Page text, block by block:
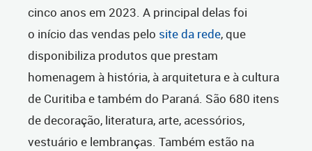
cinco anos em 2023. A principal delas foi
o início das vendas pelo site da rede, que
disponibiliza produtos que prestam
homenagem à história, à arquitetura e à cultura
de Curitiba e também do Paraná. São 680 itens
de decoração, literatura, arte, acessórios,
vestuário e lembranças. Também estão na